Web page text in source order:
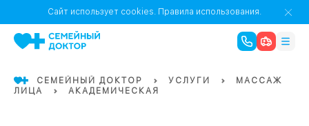
1 0
Бабушкинская
Речной Вокзал
Сайт использует cookies. Правила использования.
СЕМЕЙНЫЙ ДОКТОР УСЛУГИ
МАССАЖ
ЛИЦА
АКАДЕМИЧЕСКАЯ